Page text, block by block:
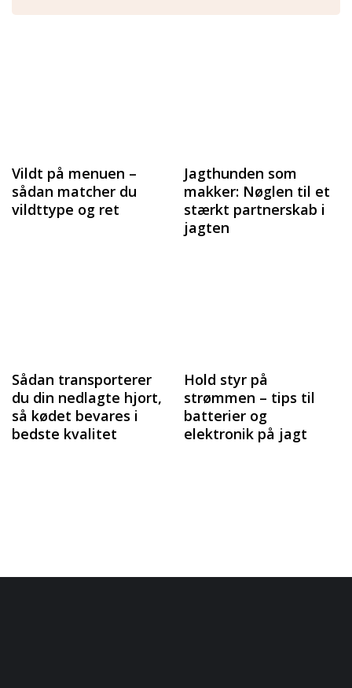
Vildt på menuen –
sådan matcher du
vildttype og ret
Jagthunden som
makker: Nøglen til et
stærkt partnerskab i
jagten
Sådan transporterer
du din nedlagte hjort,
så kødet bevares i
bedste kvalitet
Hold styr på
strømmen – tips til
batterier og
elektronik på jagt